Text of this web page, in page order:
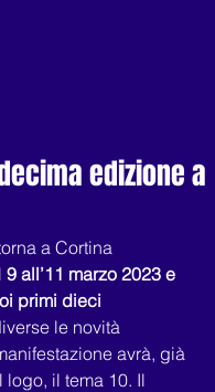
edizione a
a Cortina
9 all’11 marzo 2023 e
primi dieci
le novità
avrà, già
il tema 10. Il